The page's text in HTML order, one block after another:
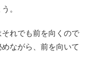
。
れでも前を向くので
ながら、前を向いて